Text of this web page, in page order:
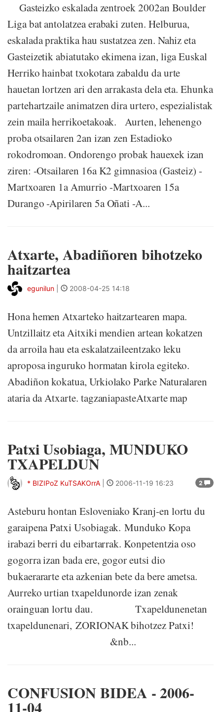
Gasteizko eskalada zentroek 2002an Boulder
Liga bat antolatzea erabaki zuten. Helburua,
eskalada praktika hau sustatzea zen. Nahiz eta
Gasteizetik abiatutako ekimena izan, liga Euskal
Herriko hainbat txokotara zabaldu da urte
hauetan lortzen ari den arrakasta dela eta. Ehunka
partehartzaile animatzen dira urtero, espezialistak
zein maila herrikoetakoak. Aurten, lehenengo
proba otsailaren 2an izan zen Estadioko
rokodromoan. Ondorengo probak hauexek izan
ziren: -Otsailaren 16a K2 gimnasioa (Gasteiz) -
Martxoaren 1a Amurrio -Martxoaren 15a
Durango -Apirilaren 5a Oñati -A...
Atxarte, Abadiñoren bihotzeko
haitzartea
egunilun 2008-04-25 14:18
Hona hemen Atxarteko haitzartearen mapa.
Untzillaitz eta Aitxiki mendien artean kokatzen
da arroila hau eta eskalatzaileentzako leku
aproposa inguruko hormatan kirola egiteko.
Abadiñon kokatua, Urkiolako Parke Naturalaren
ataria da Atxarte. tagzaniapasteAtxarte map
Patxi Usobiaga, MUNDUKO
TXAPELDUN
2
* BIZIPoZ KuTSAKOrrA 2006-11-19 16:23
Asteburu hontan Esloveniako Kranj-en lortu du
garaipena Patxi Usobiagak. Munduko Kopa
irabazi berri du eibartarrak. Konpetentzia oso
gogorra izan bada ere, gogor eutsi dio
bukaerararte eta azkenian bete da bere ametsa.
Aurreko urtian txapeldunorde izan zenak
orainguan lortu dau. Txapeldunenetan
txapeldunenari, ZORIONAK bihotzez Patxi!
&nb...
CONFUSION BIDEA - 2006-
11-04